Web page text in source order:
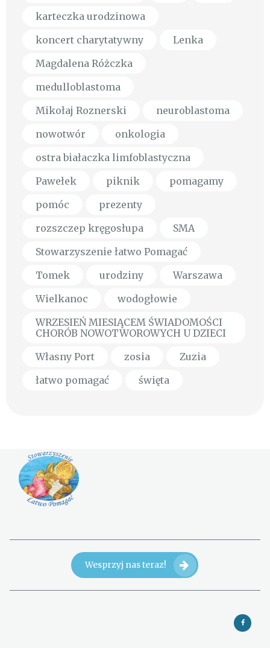
karteczka urodzinowa
koncert charytatywny
Lenka
Magdalena Różczka
medulloblastoma
Mikołaj Roznerski
neuroblastoma
nowotwór
onkologia
ostra białaczka limfoblastyczna
Pawełek
piknik
pomagamy
pomóc
prezenty
rozszczep kręgosłupa
SMA
Stowarzyszenie łatwo Pomagać
Tomek
urodziny
Warszawa
Wielkanoc
wodogłowie
WRZESIEŃ MIESIĄCEM ŚWIADOMOŚCI
CHORÓB NOWOTWOROWYCH U DZIECI
Własny Port
zosia
Zuzia
łatwo pomagać
święta
Wesprzyj nas teraz!